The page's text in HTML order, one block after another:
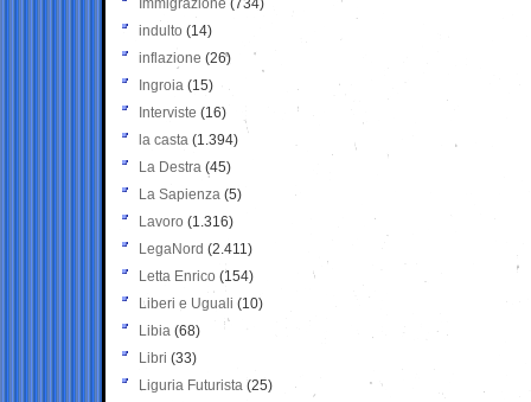
Immigrazione (734)
indulto (14)
inflazione (26)
Ingroia (15)
Interviste (16)
la casta (1.394)
La Destra (45)
La Sapienza (5)
Lavoro (1.316)
LegaNord (2.411)
Letta Enrico (154)
Liberi e Uguali (10)
Libia (68)
Libri (33)
Liguria Futurista (25)